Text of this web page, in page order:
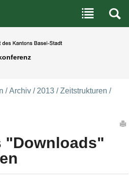
Navigation
/Archiv / 2013 /Zeitstrukturen /
"Downloads"